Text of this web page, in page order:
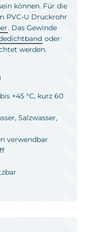
können. Für die
PVC-U Druckrohr
. Das Gewinde
oder
werden.
+45 °C, kurz 60
Salzwasser,
verwendbar